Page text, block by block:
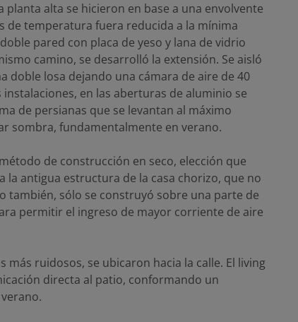
alta se hicieron en base a una envolvente
de temperatura fuera reducida a la mínima
pared con placa de yeso y lana de vidrio
camino, se desarrolló la extensión. Se aisló
doble losa dejando una cámara de aire de 40
en las aberturas de aluminio se
de persianas que se levantan al máximo
sombra, fundamentalmente en verano.
de construcción en seco, elección que
la antigua estructura de la casa chorizo, que no
también, sólo se construyó sobre una parte de
permitir el ingreso de mayor corriente de aire
más ruidosos, se ubicaron hacia la calle. El living
directa al patio, conformando un